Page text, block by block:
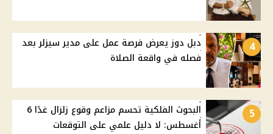
4
دبل دوز يعرض فرصة عمل على مدير سيزلر بعد
فصله في واقعة الصلاة
5
البحوث الفلكية تحسم مزاعم وقوع زلزال غدًا 6
أغسطس: لا دليل علمي على التوقعات